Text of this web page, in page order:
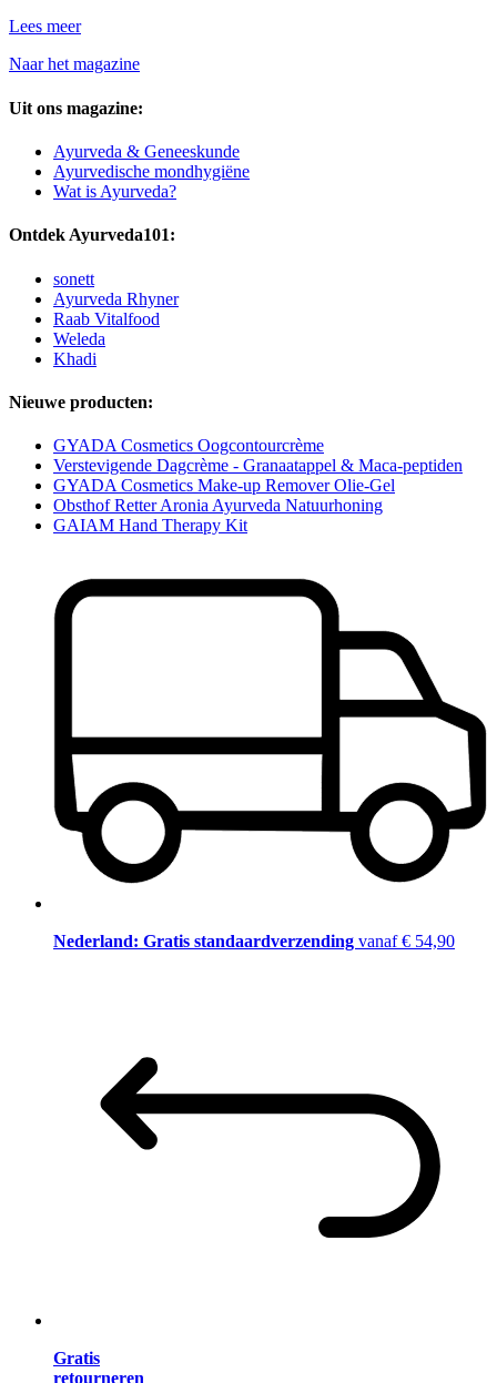
Lees meer
Naar het magazine
Uit ons magazine:
Ayurveda & Geneeskunde
Ayurvedische mondhygiëne
Wat is Ayurveda?
Ontdek Ayurveda101:
sonett
Ayurveda Rhyner
Raab Vitalfood
Weleda
Khadi
Nieuwe producten:
GYADA Cosmetics Oogcontourcrème
Verstevigende Dagcrème - Granaatappel & Maca-peptiden
GYADA Cosmetics Make-up Remover Olie-Gel
Obsthof Retter Aronia Ayurveda Natuurhoning
GAIAM Hand Therapy Kit
Nederland: Gratis standaardverzending vanaf € 54,90
Gratis
retourneren